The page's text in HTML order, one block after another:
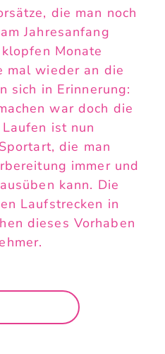
die man noch
Jahresanfang
Monate
mal wieder an die
sich in Erinnerung:
war doch die
ist nun
die man
immer und
kann. Die
Laufstrecken in
dieses Vorhaben